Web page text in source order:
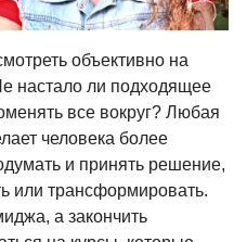
объективно на
настало ли подходящее
все вокруг? Любая
человека более
и принять решение,
или трансформировать.
а закончить